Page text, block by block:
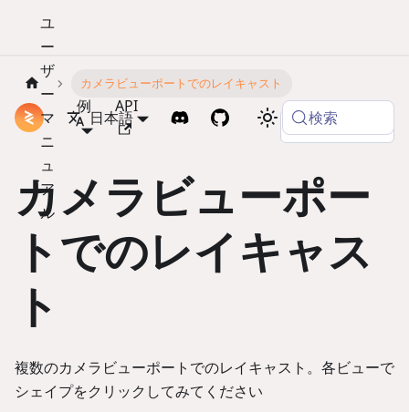
ドキュメント
ユ
ー
ザ
ー
マ
ニ
ュ
ア
ル
例 API
日本語 検索
カメラビューポートでのレイキャスト
Copy page
カメラビューポー
トでのレイキャス
ト
複数のカメラビューポートでのレイキャスト。各ビューで
シェイプをクリックしてみてください